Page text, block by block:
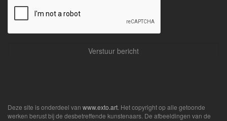
Deze site is onderdeel van www.exto.art . Het copyright op alle getoonde
werken berust bij de desbetreffende kunstenaars. De afbeeldingen van de